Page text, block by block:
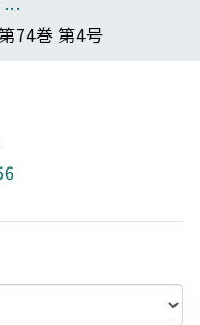
040_Graduate School of Economics
74巻 第4号